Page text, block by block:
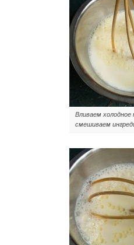
Вливаем холодное
смешиваем